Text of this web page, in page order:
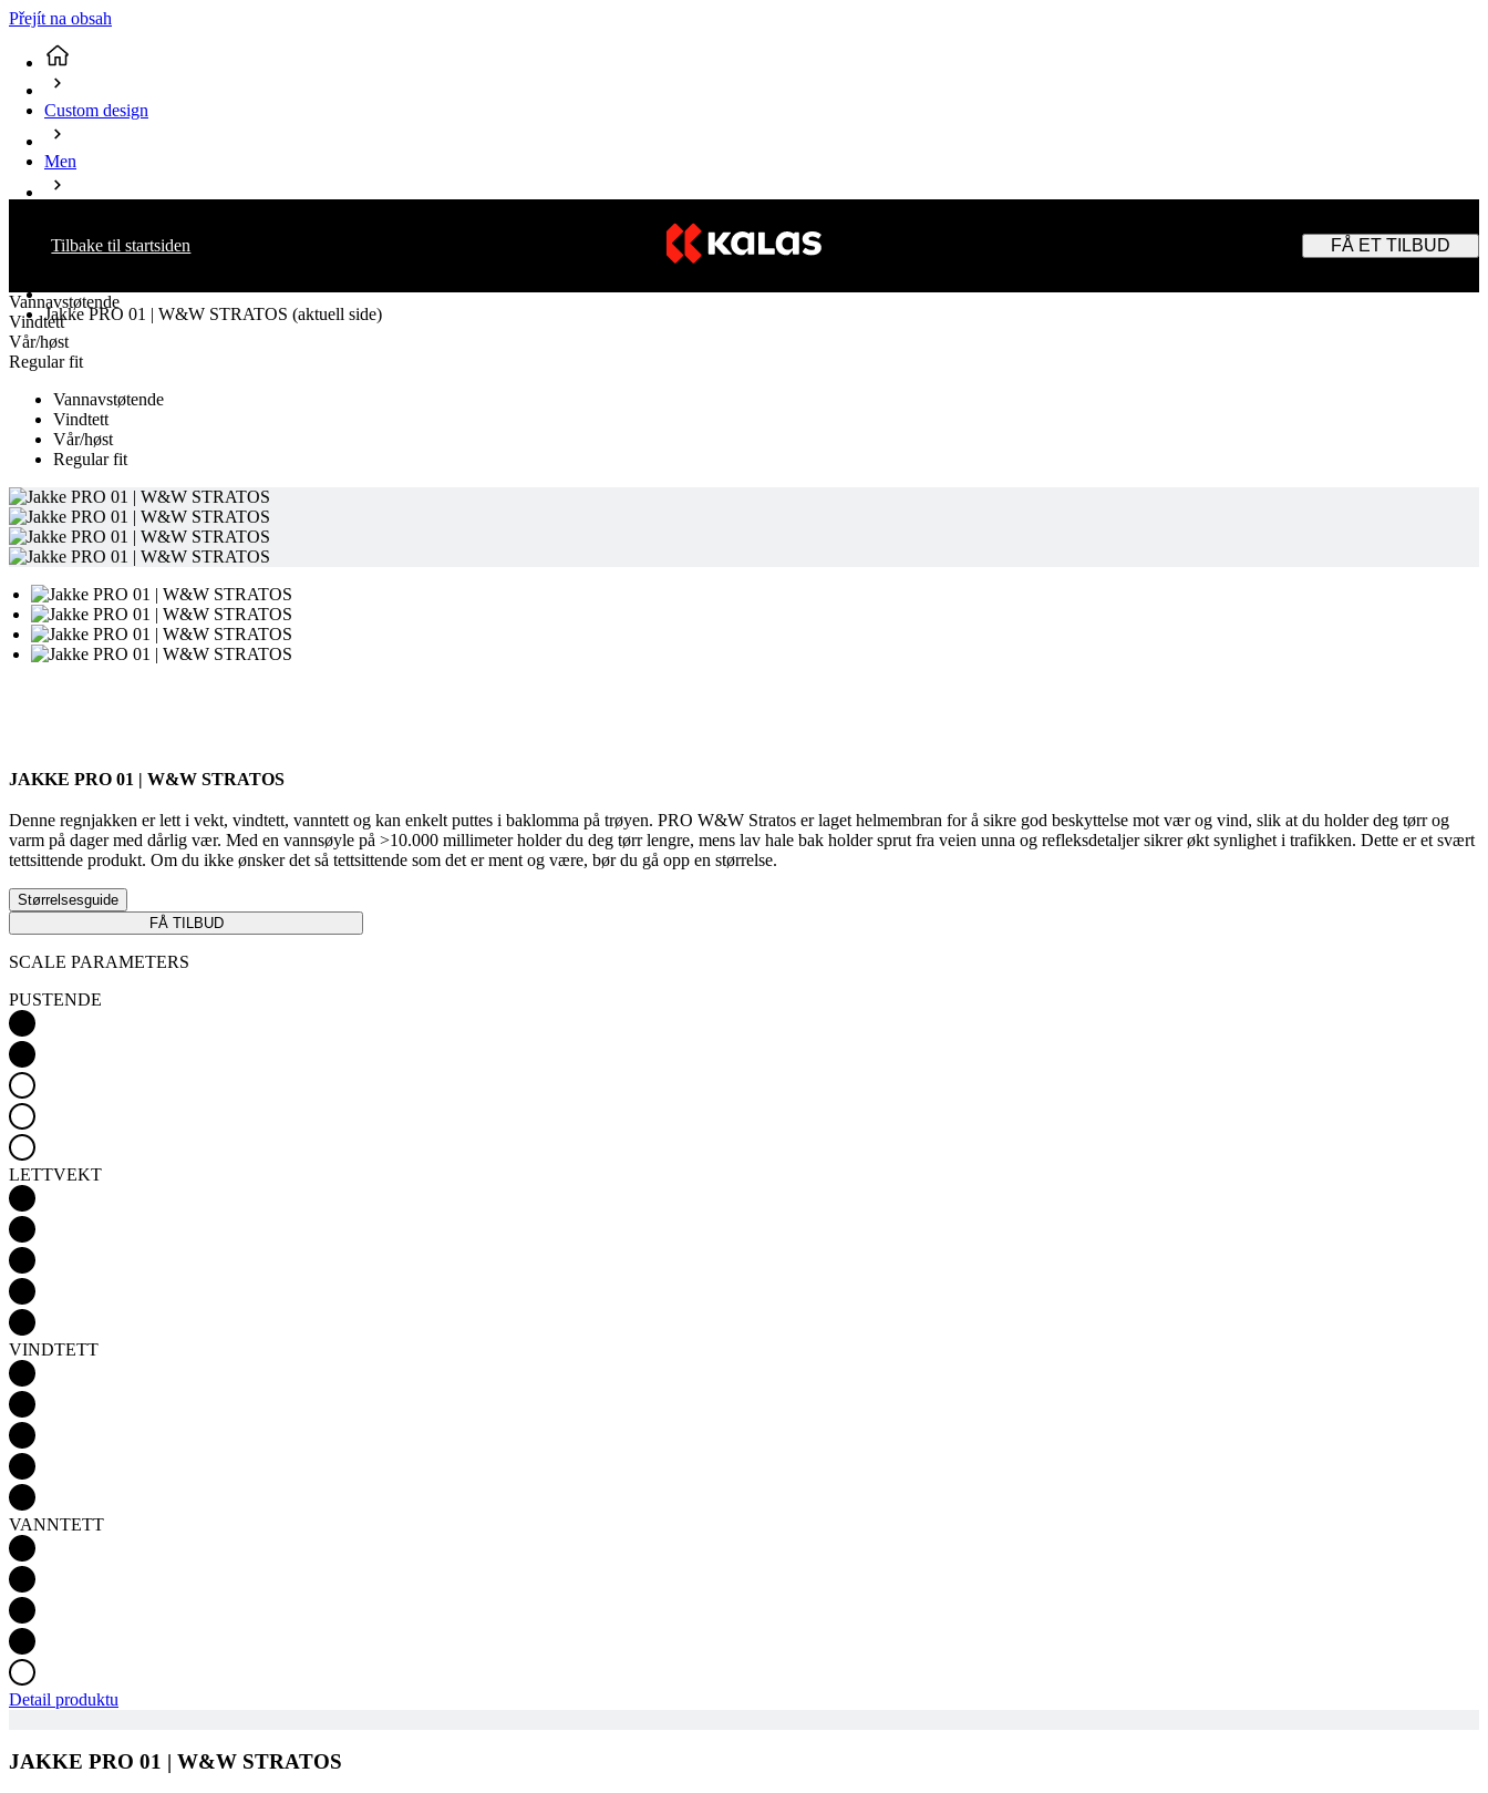
Přejít na obsah
Tilbake til startsiden FÅ ET TILBUD
Custom design
Men
Jakke PRO 01 | W&W STRATOS (aktuell side)
Vannavstøtende
Vindtett
Vår/høst
Regular fit
Vannavstøtende
Vindtett
Vår/høst
Regular fit
JAKKE PRO 01 | W&W STRATOS
Denne regnjakken er lett i vekt, vindtett, vanntett og kan enkelt puttes i baklomma på trøyen. PRO W&W Stratos er laget helmembran for å sikre god beskyttelse mot vær og vind, slik at du holder deg tørr og
varm på dager med dårlig vær. Med en vannsøyle på >10.000 millimeter holder du deg tørr lengre, mens lav hale bak holder sprut fra veien unna og refleksdetaljer sikrer økt synlighet i trafikken. Dette er et svært
tettsittende produkt. Om du ikke ønsker det så tettsittende som det er ment og være, bør du gå opp en størrelse.
Størrelsesguide
FÅ TILBUD
SCALE PARAMETERS
PUSTENDE
LETTVEKT
VINDTETT
VANNTETT
Detail produktu
JAKKE PRO 01 | W&W STRATOS